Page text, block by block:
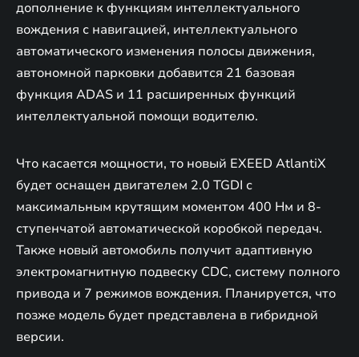
дополнение к функциям интеллектуального
вождения с навигацией, интеллектуального
автоматического изменения полосы движения,
автономной парковки добавится 21 базовая
функция ADAS и 11 расширенных функций
интеллектуальной помощи водителю.
Что касается мощности, то новый EXEED AtlantiX
будет оснащен двигателем 2.0 TGDI с
максимальным крутящим моментом 400 Нм и 8-
ступенчатой автоматической коробкой передач.
Также новый автомобиль получит адаптивную
электромагнитную подвеску CDC, систему полного
привода и 7 режимов вождения. Планируется, что
позже модель будет представлена в гибридной
версии.